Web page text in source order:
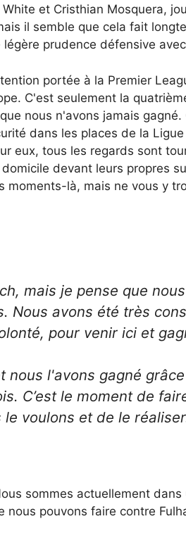
et Cristhian Mosquera,
il semble que cela fait
prudence défensive
portée à la Premier
C'est seulement la
nous n'avons jamais
dans les places de la
eux, tous les regards sont
devant leurs propres
là, mais ne vous y
mais je pense que
Nous avons été très
pour venir ici et
nous l'avons gagné
C’est le moment de
voulons et de le
sommes actuellement
nous pouvons faire contre